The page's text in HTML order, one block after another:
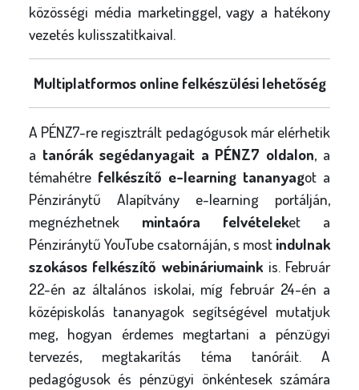
közösségi média marketinggel, vagy a hatékony
vezetés kulisszatitkaival.
Multiplatformos online felkészülési lehetőség
A PÉNZ7-re regisztrált pedagógusok már elérhetik
a tanórák segédanyagait a PÉNZ7 oldalon, a
témahétre felkészítő e-learning tananyagot a
Pénziránytű Alapítvány e-learning portálján,
megnézhetnek mintaóra felvételeket a
Pénziránytű YouTube csatornáján, s most indulnak
szokásos felkészítő webináriumaink is. Február
22-én az általános iskolai, míg február 24-én a
középiskolás tananyagok segítségével mutatjuk
meg, hogyan érdemes megtartani a pénzügyi
tervezés, megtakarítás téma tanóráit. A
pedagógusok és pénzügyi önkéntesek számára